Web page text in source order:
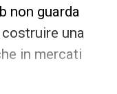
non guarda
una
in mercati